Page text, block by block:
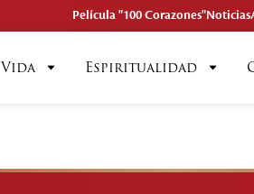
Película "100 Corazones"Noticias
Vida Espiritualidad